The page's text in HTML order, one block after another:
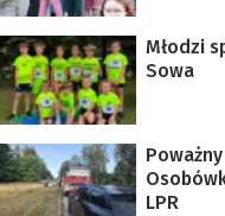
Młodzi
Sowa
LPR